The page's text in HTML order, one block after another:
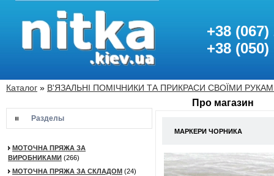
+38 (067)
+38 (050)
Каталог » В'ЯЗАЛЬНІ ПОМІЧНИКИ ТА ПРИКРАСИ СВОЇМИ
Разделы
МОТОЧНА ПРЯЖА ЗА
ВИРОБНИКАМИ (266)
МОТОЧНА ПРЯЖА ЗА СКЛАДОМ (24)
Про магазин
МАРКЕРИ ЧОРНИКА